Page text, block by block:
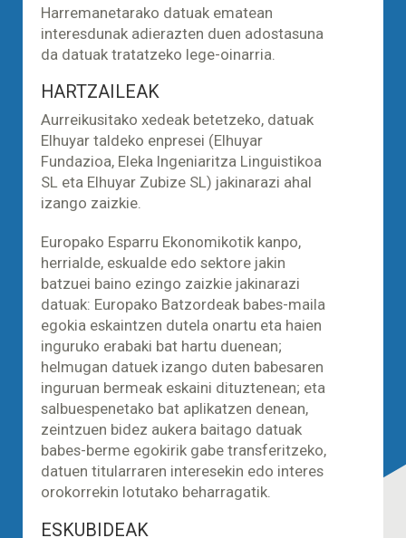
Harremanetarako datuak ematean
interesdunak adierazten duen adostasuna
da datuak tratatzeko lege-oinarria.
HARTZAILEAK
Aurreikusitako xedeak betetzeko, datuak
Elhuyar taldeko enpresei (Elhuyar
Fundazioa, Eleka Ingeniaritza Linguistikoa
SL eta Elhuyar Zubize SL) jakinarazi ahal
izango zaizkie.
Europako Esparru Ekonomikotik kanpo,
herrialde, eskualde edo sektore jakin
batzuei baino ezingo zaizkie jakinarazi
datuak: Europako Batzordeak babes-maila
egokia eskaintzen dutela onartu eta haien
inguruko erabaki bat hartu duenean;
helmugan datuek izango duten babesaren
inguruan bermeak eskaini dituztenean; eta
salbuespenetako bat aplikatzen denean,
zeintzuen bidez aukera baitago datuak
babes-berme egokirik gabe transferitzeko,
datuen titularraren interesekin edo interes
orokorrekin lotutako beharragatik.
ESKUBIDEAK